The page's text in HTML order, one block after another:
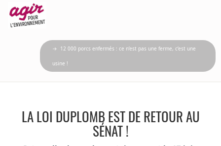
→ 12 000 porcs enfermés : ce n’est pas une ferme, c’est une
usine !
LA LOI DUPLOMB EST DE RETOUR AU
SÉNAT !